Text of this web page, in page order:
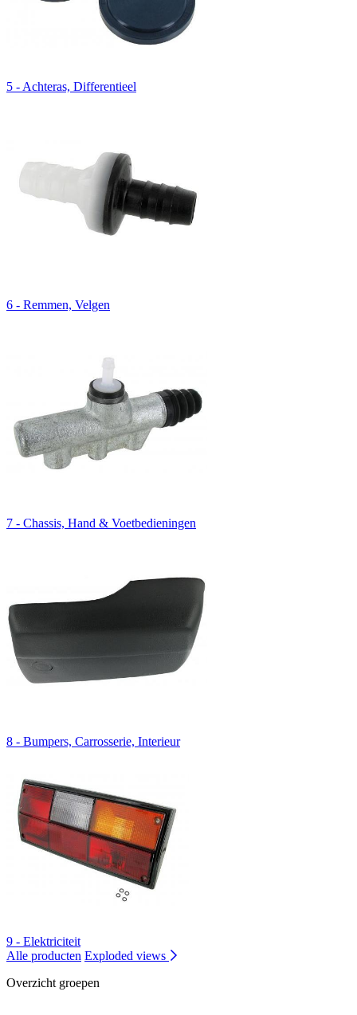
5 - Achteras, Differentieel
6 - Remmen, Velgen
7 - Chassis, Hand & Voetbedieningen
8 - Bumpers, Carrosserie, Interieur
9 - Elektriciteit
Alle producten Exploded views
Overzicht groepen